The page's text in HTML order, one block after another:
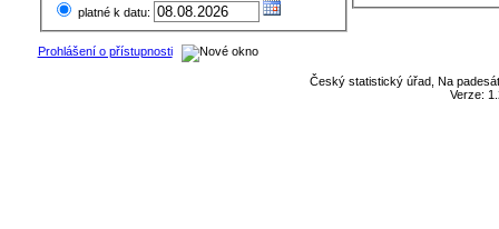
platné k datu:
Prohlášení o přístupnosti
Český statistický úřad, Na
Verze: